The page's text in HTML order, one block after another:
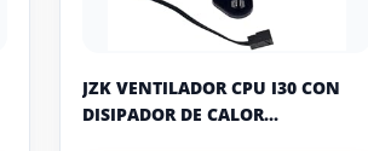
JZK VENTILADOR CPU I30 CON
DISIPADOR DE CALOR...